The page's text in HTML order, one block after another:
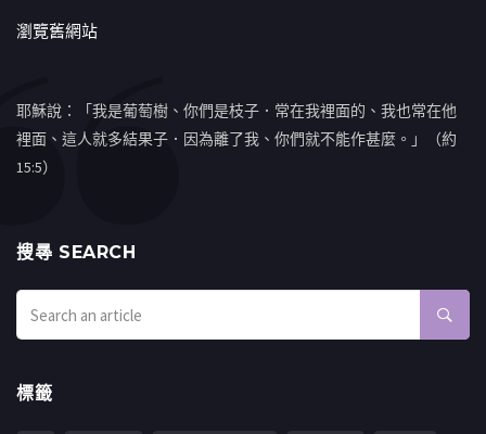
瀏覽舊網站
耶穌說：「我是葡萄樹、你們是枝子．常在我裡面的、我也常在他
裡面、這人就多結果子．因為離了我、你們就不能作甚麼。」（約
15:5）
搜㝷 SEARCH
標籤